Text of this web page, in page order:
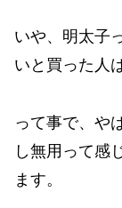
いや、明太子
いと買った人
って事で、や
し無用って感
ます。